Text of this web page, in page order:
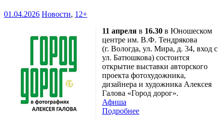
01.04.2026 Новости, 12+
11 апреля в 16.30 в Юношеском
центре им. В.Ф. Тендрякова
(г. Вологда, ул. Мира, д. 34, вход с
ул. Батюшкова) состоится
открытие выставки авторского
проекта фотохудожника,
дизайнера и художника Алексея
Галова «Город дорог».
Афиша
Подробнее